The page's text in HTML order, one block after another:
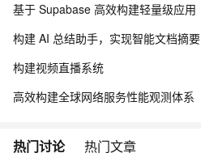
基于 Supabase 高效构建轻量级应用
构建 AI 总结助手，实现智能文档摘要
构建视频直播系统
高效构建全球网络服务性能观测体系
热门讨论 热门文章